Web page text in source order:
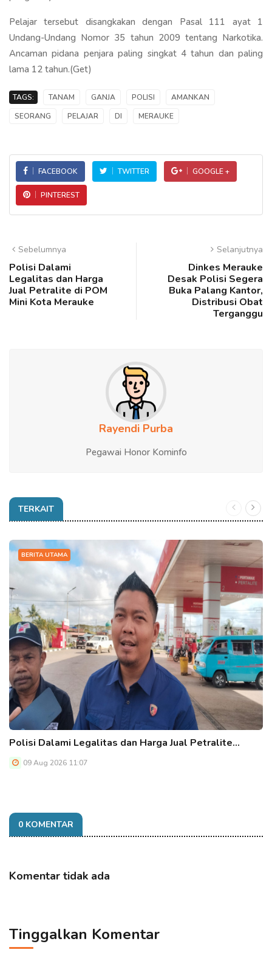
Pelajar tersebut disangkakan dengan Pasal 111 ayat 1
Undang-Undang Nomor 35 tahun 2009 tentang Narkotika.
Ancaman pidana penjara paling singkat 4 tahun dan paling
lama 12 tahun.(Get)
TAGS: TANAM GANJA POLISI
AMANKAN
SEORANG
PELAJAR DI MERAUKE
FACEBOOK TWITTER GOOGLE +
PINTEREST
Sebelumnya
Polisi Dalami
Legalitas dan Harga
Jual Petralite di POM
Mini Kota Merauke
Selanjutnya
Dinkes Merauke
Desak Polisi Segera
Buka Palang Kantor,
Distribusi Obat
Terganggu
Rayendi Purba
Pegawai Honor Kominfo
TERKAIT
BERITA UTAMA
Polisi Dalami Legalitas dan Harga Jual Petralite…
09 Aug 2026 11:07
0 KOMENTAR
Komentar tidak ada
Tinggalkan Komentar